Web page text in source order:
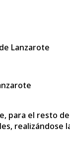
Lanzarote
para el resto
realizándose